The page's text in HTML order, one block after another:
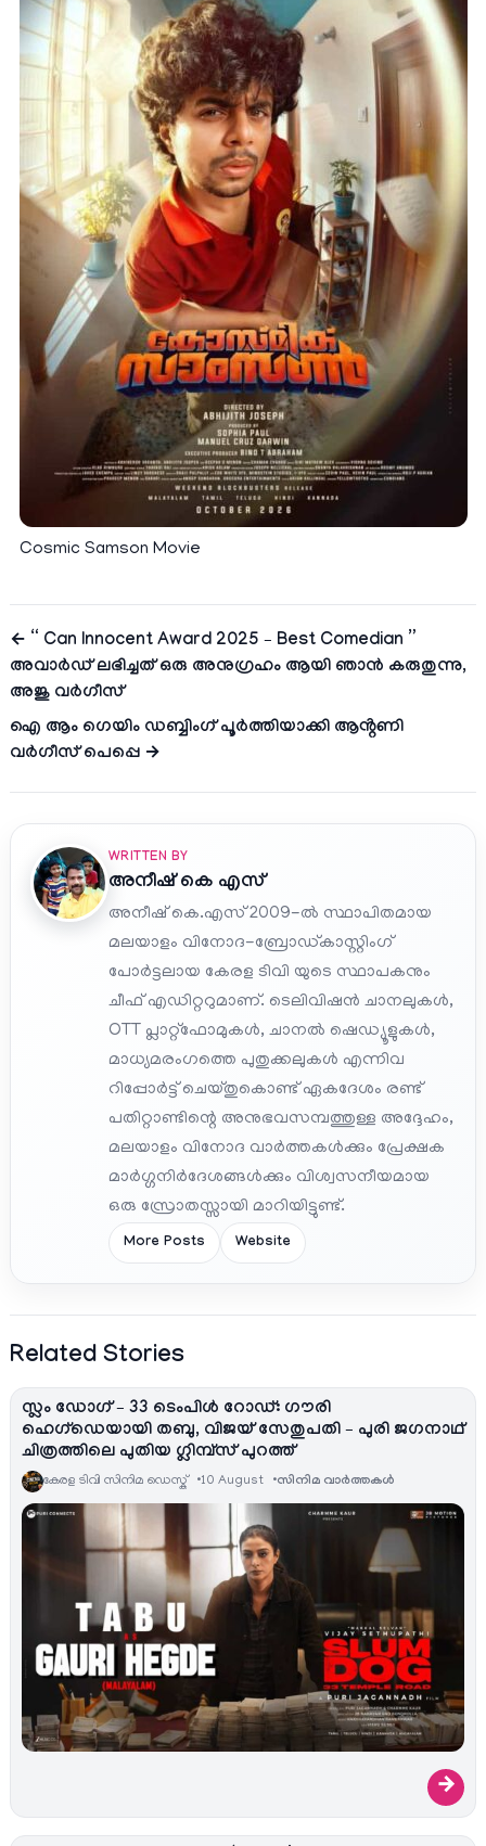
Cosmic Samson Movie
← “ Can Innocent Award 2025 – Best Comedian ”
അവാർഡ് ലഭിച്ചത് ഒരു അനുഗ്രഹം ആയി ഞാൻ കരുതുന്നു,
അജു വർഗീസ്
ഐ ആം ഗെയിം ഡബ്ബിംഗ് പൂർത്തിയാക്കി ആൻ്റണി
വർഗീസ് പെപ്പെ →
WRITTEN BY
അനീഷ്‌ കെ എസ്
അനീഷ് കെ.എസ് 2009-ൽ സ്ഥാപിതമായ
മലയാളം വിനോദ-ബ്രോഡ്കാസ്റ്റിംഗ്
പോർട്ടലായ കേരള ടിവി യുടെ സ്ഥാപകനും
ചീഫ് എഡിറ്ററുമാണ്. ടെലിവിഷൻ ചാനലുകൾ,
OTT പ്ലാറ്റ്‌ഫോമുകൾ, ചാനൽ ഷെഡ്യൂളുകൾ,
മാധ്യമരംഗത്തെ പുതുക്കലുകൾ എന്നിവ
റിപ്പോർട്ട് ചെയ്തുകൊണ്ട് ഏകദേശം രണ്ട്
പതിറ്റാണ്ടിന്റെ അനുഭവസമ്പത്തുള്ള അദ്ദേഹം,
മലയാളം വിനോദ വാർത്തകൾക്കും പ്രേക്ഷക
മാർഗ്ഗനിർദേശങ്ങൾക്കും വിശ്വസനീയമായ
ഒരു സ്രോതസ്സായി മാറിയിട്ടുണ്ട്.
More Posts Website
Related Stories
സ്ലം ഡോഗ് – 33 ടെംപിൾ റോഡ്: ഗൗരി
ഹെഗ്ഡെയായി തബു, വിജയ് സേതുപതി – പുരി ജഗനാഥ്
ചിത്രത്തിലെ പുതിയ ഗ്ലിമ്പ്സ് പുറത്ത്
കേരള ടിവി സിനിമ ഡെസ്ക് 10 August സിനിമ വാര്‍ത്തകള്‍
→